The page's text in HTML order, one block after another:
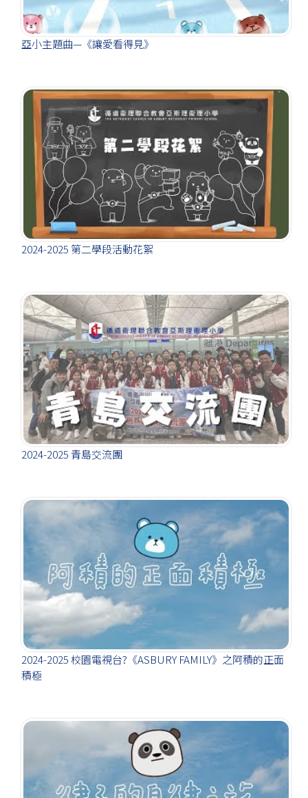
亞小主題曲—《讓愛看得見》
2024-2025 第二學段活動花絮
2024-2025 青島交流團
2024-2025 校園電視台?《ASBURY FAMILY》之阿積的正面
積極